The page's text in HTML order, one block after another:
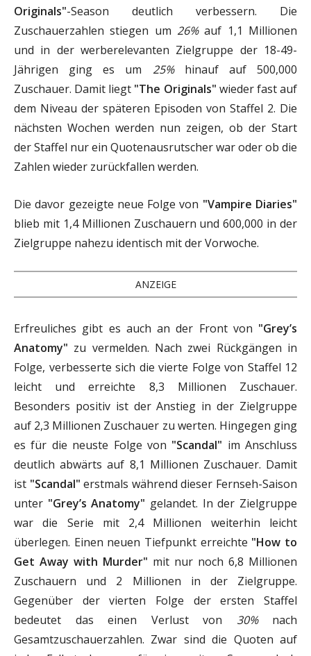
Originals"-Season deutlich verbessern. Die
Zuschauerzahlen stiegen um 26%auf 1,1 Millionen
und in der werberelevanten Zielgruppe der 18-49-
Jährigen ging es um 25%hinauf auf 500,000
Zuschauer. Damit liegt "The Originals" wieder fast auf
dem Niveau der späteren Episoden von Staffel 2. Die
nächsten Wochen werden nun zeigen, ob der Start
der Staffel nur ein Quotenausrutscher war oder ob die
Zahlen wieder zurückfallen werden.
Die davor gezeigte neue Folge von "Vampire Diaries"
blieb mit 1,4 Millionen Zuschauern und 600,000 in der
Zielgruppe nahezu identisch mit der Vorwoche.
ANZEIGE
Erfreuliches gibt es auch an der Front von "Grey’s
Anatomy" zu vermelden. Nach zwei Rückgängen in
Folge, verbesserte sich die vierte Folge von Staffel 12
leicht und erreichte 8,3 Millionen Zuschauer.
Besonders positiv ist der Anstieg in der Zielgruppe
auf 2,3 Millionen Zuschauer zu werten. Hingegen ging
es für die neuste Folge von "Scandal" im Anschluss
deutlich abwärts auf 8,1 Millionen Zuschauer. Damit
ist "Scandal" erstmals während dieser Fernseh-Saison
unter "Grey’s Anatomy" gelandet. In der Zielgruppe
war die Serie mit 2,4 Millionen weiterhin leicht
überlegen. Einen neuen Tiefpunkt erreichte "How to
Get Away with Murder" mit nur noch 6,8 Millionen
Zuschauern und 2 Millionen in der Zielgruppe.
Gegenüber der vierten Folge der ersten Staffel
bedeutet das einen Verlust von 30%nach
Gesamtzuschauerzahlen. Zwar sind die Quoten auf